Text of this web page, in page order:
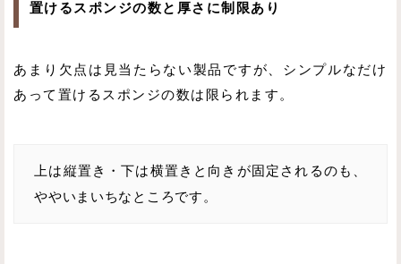
置けるスポンジの数と厚さに制限あり
あまり欠点は見当たらない製品ですが、シンプルなだけ
あって置けるスポンジの数は限られます。
上は縦置き・下は横置きと向きが固定されるのも、
ややいまいちなところです。